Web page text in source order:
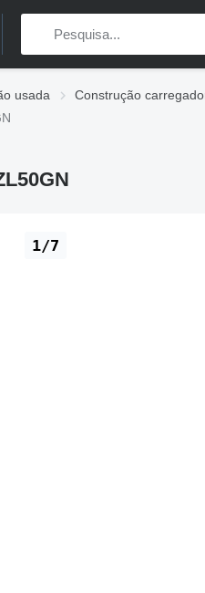
usada Construção
1/7